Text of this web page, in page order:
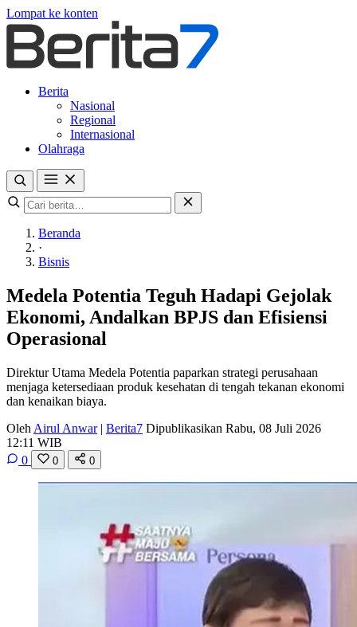
Lompat ke konten
Berita
Nasional
Regional
Internasional
Olahraga
Beranda
·
Bisnis
Medela Potentia Teguh Hadapi Gejolak
Ekonomi, Andalkan BPJS dan Efisiensi
Operasional
Direktur Utama Medela Potentia paparkan strategi perusahaan
menjaga ketersediaan produk kesehatan di tengah tekanan ekonomi
dan kenaikan biaya.
Oleh Airul Anwar | Berita7 Dipublikasikan Rabu, 08 Juli 2026
12:11 WIB
0
0 0